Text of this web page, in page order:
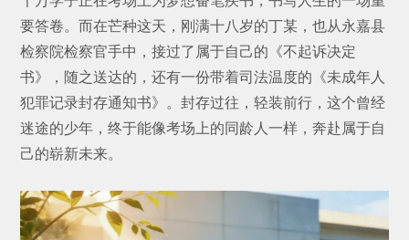
要答卷。而在芒种这天，刚满十八岁的丁某，也从永嘉县
检察院检察官手中，接过了属于自己的《不起诉决定
书》，随之送达的，还有一份带着司法温度的《未成年人
犯罪记录封存通知书》。封存过往，轻装前行，这个曾经
迷途的少年，终于能像考场上的同龄人一样，奔赴属于自
己的崭新未来。